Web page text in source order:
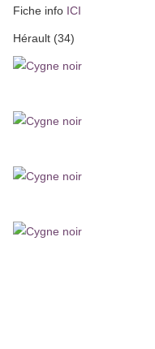
Fiche info ICI
Hérault (34)